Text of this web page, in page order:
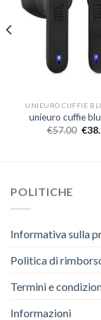
UNIEURO CUFFIE
unieuro cuffie
€57.00 €
POLITICHE
Informativa sulla
Politica di
Termini e
Informazioni